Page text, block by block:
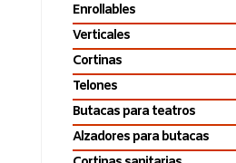
Enrollables
Verticales
Cortinas
Telones
Butacas para teatros
Alzadores para butacas